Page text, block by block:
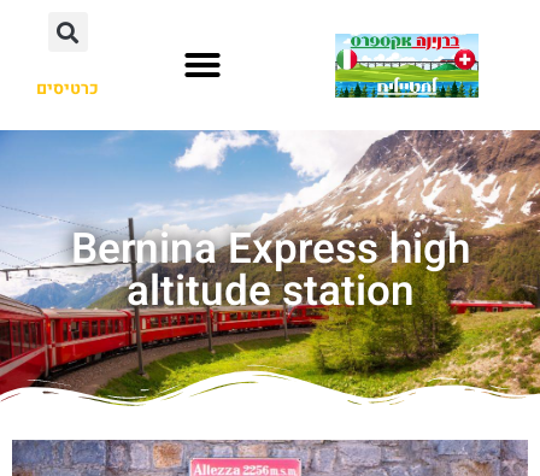
כרטיסים
Bernina Express high
altitude station